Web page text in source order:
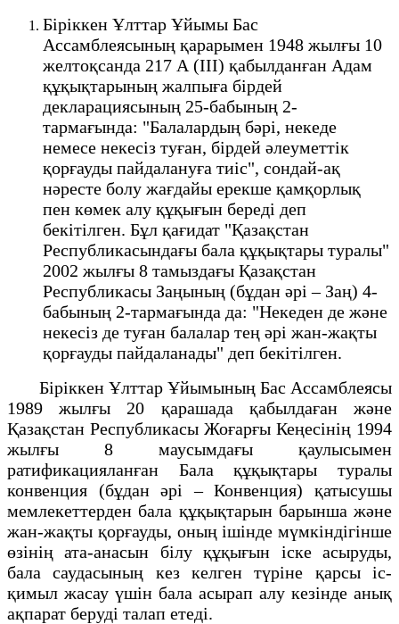
Біріккен Ұлттар Ұйымы Бас
Ассамблеясының қарарымен 1948 жылғы 10
желтоқсанда 217 А (III) қабылданған Адам
құқықтарының жалпыға бірдей
декларациясының 25-бабының 2-
тармағында: "Балалардың бәрі, некеде
немесе некесіз туған, бірдей әлеуметтік
қорғауды пайдалануға тиіс", сондай-ақ
нәресте болу жағдайы ерекше қамқорлық
пен көмек алу құқығын береді деп
бекітілген. Бұл қағидат "Қазақстан
Республикасындағы бала құқықтары туралы"
2002 жылғы 8 тамыздағы Қазақстан
Республикасы Заңының (бұдан әрі – Заң) 4-
бабының 2-тармағында да: "Некеден де және
некесіз де туған балалар тең әрi жан-жақты
қорғауды пайдаланады" деп бекітілген.
Біріккен Ұлттар Ұйымының Бас Ассамблеясы
1989 жылғы 20 қарашада қабылдаған және
Қазақстан Республикасы Жоғарғы Кеңесінің 1994
жылғы 8 маусымдағы қаулысымен
ратификацияланған Бала құқықтары туралы
конвенция (бұдан әрі – Конвенция) қатысушы
мемлекеттерден бала құқықтарын барынша және
жан-жақты қорғауды, оның ішінде мүмкіндігінше
өзінің ата-анасын білу құқығын іске асыруды,
бала саудасының кез келген түріне қарсы іс-
қимыл жасау үшін бала асырап алу кезінде анық
ақпарат беруді талап етеді.